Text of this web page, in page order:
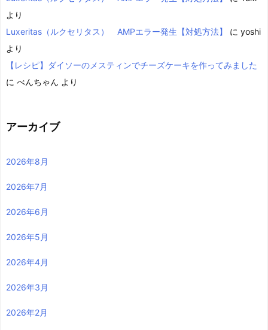
より
Luxeritas（ルクセリタス） AMPエラー発生【対処方法】
に yoshi
より
【レシピ】ダイソーのメスティンでチーズケーキを作ってみました
に べんちゃん より
アーカイブ
2026年8月
2026年7月
2026年6月
2026年5月
2026年4月
2026年3月
2026年2月